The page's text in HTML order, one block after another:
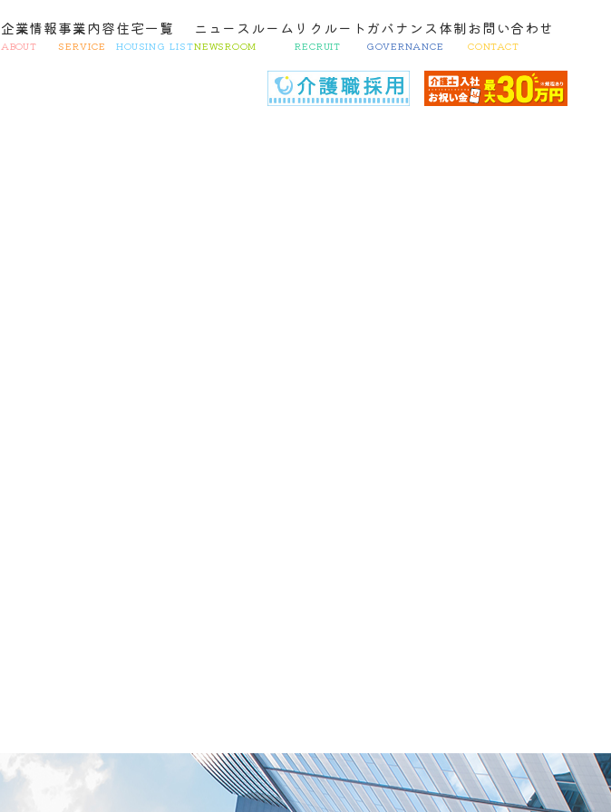
企業情報
ABOUT
事業内容
SERVICE
住宅一覧
HOUSING LIST
ニュースルーム
NEWSROOM
リクルート
RECRUIT
ガバナンス体制
GOVERNANCE
お問い合わせ
CONTACT